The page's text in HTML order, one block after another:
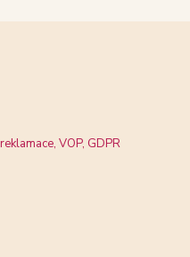
VOP, GDPR